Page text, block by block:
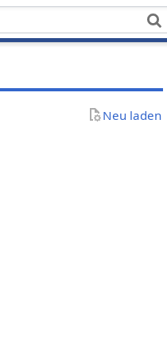
Neu laden